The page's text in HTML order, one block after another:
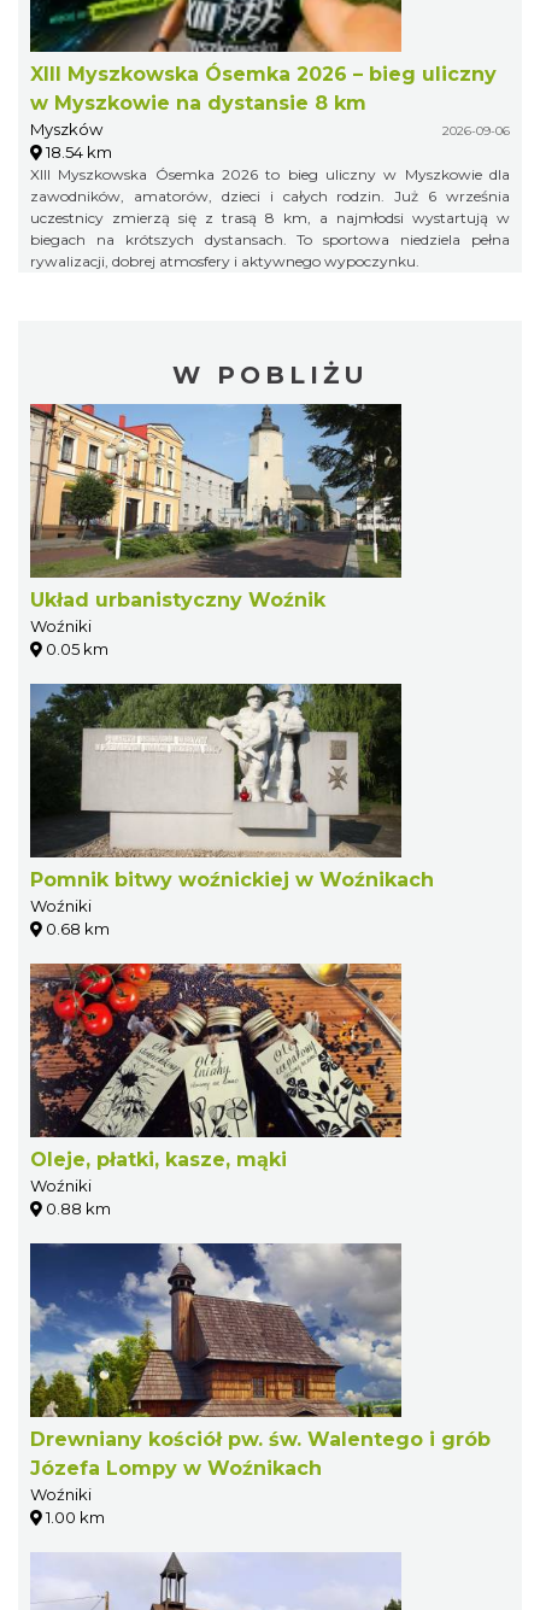
XIII Myszkowska Ósemka 2026 – bieg uliczny
w Myszkowie na dystansie 8 km
Myszków 2026-09-06
18.54 km
XIII Myszkowska Ósemka 2026 to bieg uliczny w Myszkowie dla
zawodników, amatorów, dzieci i całych rodzin. Już 6 września
uczestnicy zmierzą się z trasą 8 km, a najmłodsi wystartują w
biegach na krótszych dystansach. To sportowa niedziela pełna
rywalizacji, dobrej atmosfery i aktywnego wypoczynku.
W POBLIŻU
Układ urbanistyczny Woźnik
Woźniki
0.05 km
Pomnik bitwy woźnickiej w Woźnikach
Woźniki
0.68 km
Oleje, płatki, kasze, mąki
Woźniki
0.88 km
Drewniany kościół pw. św. Walentego i grób
Józefa Lompy w Woźnikach
Woźniki
1.00 km